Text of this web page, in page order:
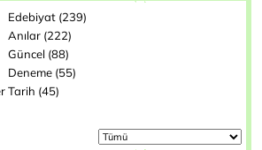
Edebiyat (239)
Anılar (222)
Güncel (88)
Deneme (55)
Tarih (45)